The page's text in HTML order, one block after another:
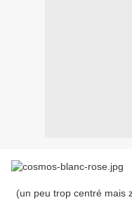
(un peu trop centré mais